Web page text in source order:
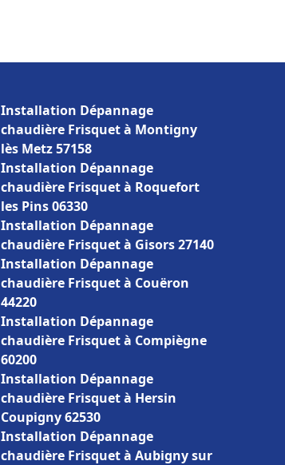
Installation Dépannage
chaudière Frisquet à Montigny
lès Metz 57158
Installation Dépannage
chaudière Frisquet à Roquefort
les Pins 06330
Installation Dépannage
chaudière Frisquet à Gisors 27140
Installation Dépannage
chaudière Frisquet à Couëron
44220
Installation Dépannage
chaudière Frisquet à Compiègne
60200
Installation Dépannage
chaudière Frisquet à Hersin
Coupigny 62530
Installation Dépannage
chaudière Frisquet à Aubigny sur